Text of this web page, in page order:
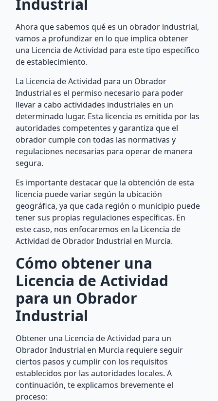
Industrial
Ahora que sabemos qué es un obrador industrial,
vamos a profundizar en lo que implica obtener
una Licencia de Actividad para este tipo específico
de establecimiento.
La Licencia de Actividad para un Obrador
Industrial es el permiso necesario para poder
llevar a cabo actividades industriales en un
determinado lugar. Esta licencia es emitida por las
autoridades competentes y garantiza que el
obrador cumple con todas las normativas y
regulaciones necesarias para operar de manera
segura.
Es importante destacar que la obtención de esta
licencia puede variar según la ubicación
geográfica, ya que cada región o municipio puede
tener sus propias regulaciones específicas. En
este caso, nos enfocaremos en la Licencia de
Actividad de Obrador Industrial en Murcia.
Cómo obtener una
Licencia de Actividad
para un Obrador
Industrial
Obtener una Licencia de Actividad para un
Obrador Industrial en Murcia requiere seguir
ciertos pasos y cumplir con los requisitos
establecidos por las autoridades locales. A
continuación, te explicamos brevemente el
proceso: